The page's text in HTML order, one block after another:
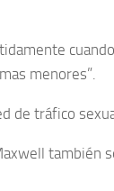
menores”.
de tráfico
también